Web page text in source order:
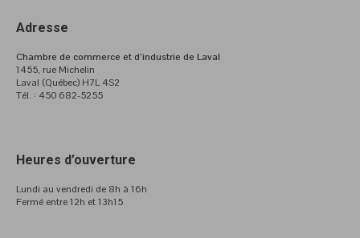
Adresse
Chambre de commerce et d’industrie de Laval
1455, rue Michelin
Laval (Québec) H7L 4S2
Tél. : 450 682-5255
Heures d’ouverture
Lundi au vendredi de 8h à 16h
Fermé entre 12h et 13h15